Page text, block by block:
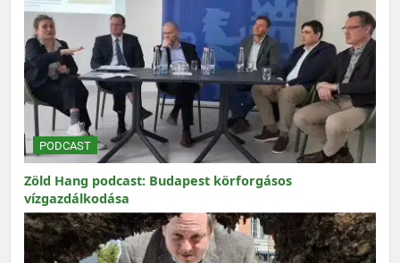
PODCAST
Zöld Hang podcast: Budapest körforgásos
vízgazdálkodása